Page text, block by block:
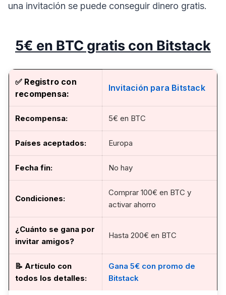
una invitación se puede conseguir dinero gratis.
5€ en BTC gratis con Bitstack
✅ Registro con
recompensa:
Invitación para Bitstack
Recompensa: 5€ en BTC
Países aceptados: Europa
Fecha fin: No hay
Condiciones:
Comprar 100€ en BTC y
activar ahorro
¿Cuánto se gana por
invitar amigos?
Hasta 200€ en BTC
📝 Artículo con
todos los detalles:
Gana 5€ con promo de
Bitstack